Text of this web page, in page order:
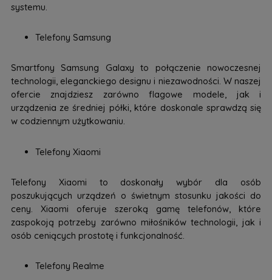
systemu.
Telefony Samsung
Smartfony Samsung Galaxy to połączenie nowoczesnej
technologii, eleganckiego designu i niezawodności. W naszej
ofercie znajdziesz zarówno flagowe modele, jak i
urządzenia ze średniej półki, które doskonale sprawdzą się
w codziennym użytkowaniu.
Telefony Xiaomi
Telefony Xiaomi to doskonały wybór dla osób
poszukujących urządzeń o świetnym stosunku jakości do
ceny. Xiaomi oferuje szeroką gamę telefonów, które
zaspokoją potrzeby zarówno miłośników technologii, jak i
osób ceniących prostotę i funkcjonalność.
Telefony Realme